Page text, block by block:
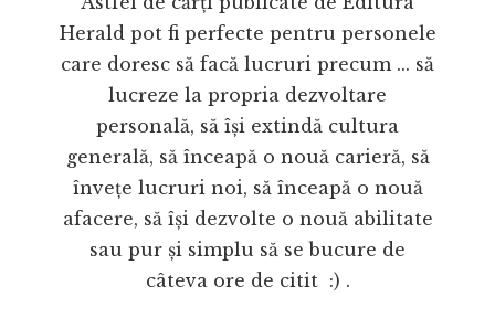
Herald pot fi perfecte pentru personele
care doresc să facă lucruri precum ... să
lucreze la propria dezvoltare
personală, să își extindă cultura
generală, să înceapă o nouă carieră, să
învețe lucruri noi, să înceapă o nouă
afacere, să își dezvolte o nouă abilitate
sau pur și simplu să se bucure de
câteva ore de citit :) .